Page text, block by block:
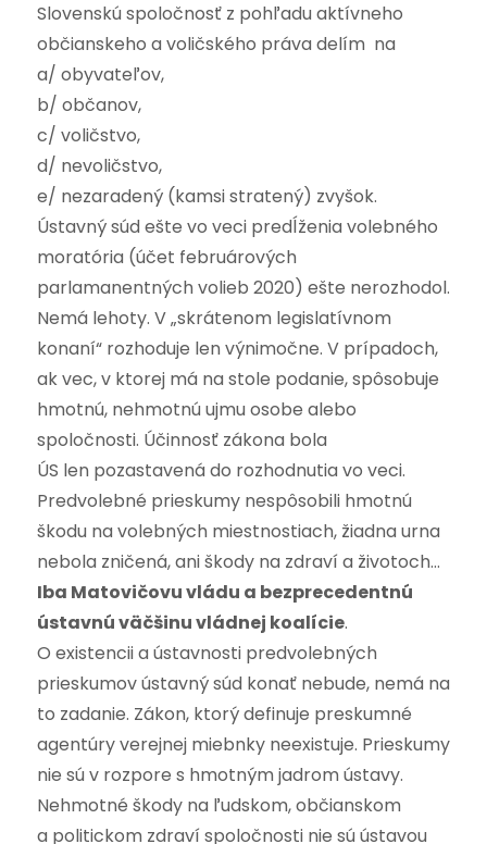
Slovenskú spoločnosť z pohľadu aktívneho
občianskeho a voličského práva delím na
a/ obyvateľov,
b/ občanov,
c/ voličstvo,
d/ nevoličstvo,
e/ nezaradený (kamsi stratený) zvyšok.
Ústavný súd ešte vo veci predĺženia volebného
moratória (účet februárových
parlamanentných volieb 2020) ešte nerozhodol.
Nemá lehoty. V „skrátenom legislatívnom
konaní“ rozhoduje len výnimočne. V prípadoch,
ak vec, v ktorej má na stole podanie, spôsobuje
hmotnú, nehmotnú ujmu osobe alebo
spoločnosti. Účinnosť zákona bola
ÚS len pozastavená do rozhodnutia vo veci.
Predvolebné prieskumy nespôsobili hmotnú
škodu na volebných miestnostiach, žiadna urna
nebola zničená, ani škody na zdraví a životoch…
Iba Matovičovu vládu a bezprecedentnú
ústavnú väčšinu vládnej koalície.
O existencii a ústavnosti predvolebných
prieskumov ústavný súd konať nebude, nemá na
to zadanie. Zákon, ktorý definuje preskumné
agentúry verejnej miebnky neexistuje. Prieskumy
nie sú v rozpore s hmotným jadrom ústavy.
Nehmotné škody na ľudskom, občianskom
a politickom zdraví spoločnosti nie sú ústavou